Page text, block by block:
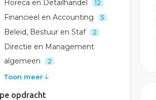
Horeca en Detailhandel 12
Financieel en Accounting 5
Beleid, Bestuur en Staf 2
Directie en Management
algemeen
2
Toon meer
opdracht